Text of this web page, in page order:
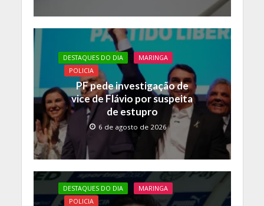
DESTAQUES DO DIA
MARINGA
POLICIA
PF pede investigação de
vice de Flávio por suspeita
de estupro
6 de agosto de 2026
DESTAQUES DO DIA
MARINGA
POLICIA